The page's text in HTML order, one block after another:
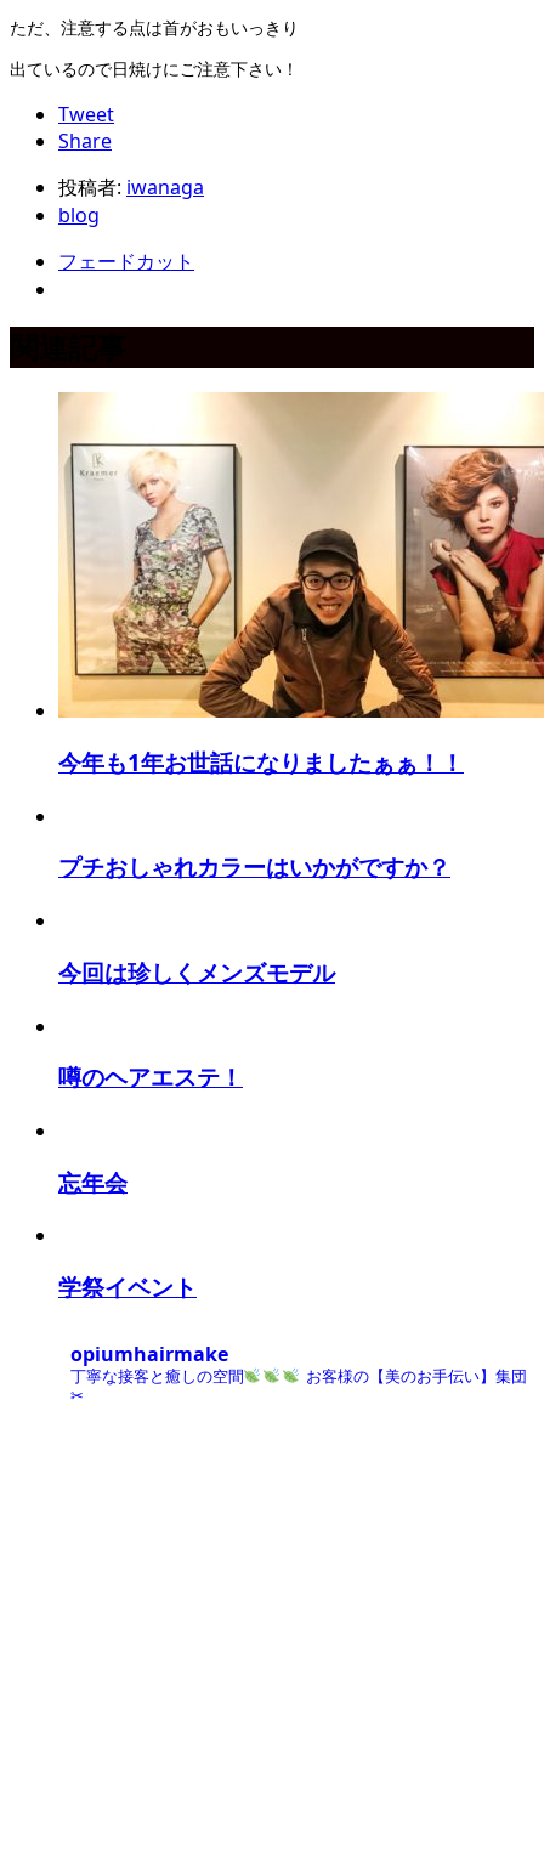
ただ、注意する点は首がおもいっきり
出ているので日焼けにご注意下さい！
Tweet
Share
投稿者: iwanaga
blog
フェードカット
今年も1年お世話になりましたぁぁ！！
プチおしゃれカラーはいかがですか？
今回は珍しくメンズモデル
噂のヘアエステ！
忘年会
学祭イベント
opiumhairmake
丁寧な接客と癒しの空間
お客様の【美のお手伝い】集団
✂︎